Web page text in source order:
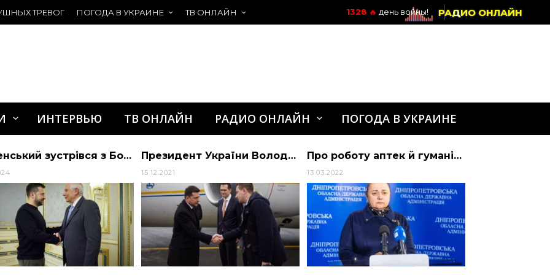
ТРЕВОГ ПОГОДА В УКРАИНЕ ТВ ОНЛАЙН РАДИО ОНЛАЙН
1328 🔥день войны!
ИНТЕРВЬЮ ТВ ОНЛАЙН РАДИО ОНЛАЙН ПОГОДА В УКРАИНЕ
Зеленський зустрівся з Боррелем 11 листопада Президент України Володимир Зеленський прибув з дводенним робочим візитом до Б… | АЛИБИ
15.12.2021
Про роботу аптек й гуманітарну допомогу
13.03.2022